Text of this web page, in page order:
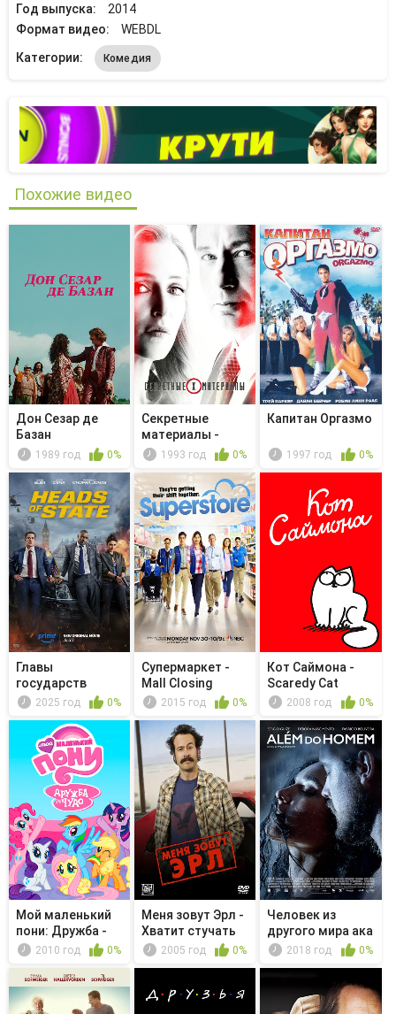
Год выпуска:
2014
Формат видео:
WEBDL
Категории:
Комедия
Похожие видео
Дон Сезар де
Базан
1989 год 0%
Секретные
материалы -
Странники
1993 год 0%
Капитан Оргазмо
1997 год 0%
Главы
государств
2025 год 0%
Супермаркет -
Mall Closing
2015 год 0%
Кот Саймона -
Scaredy Cat
2008 год 0%
Мой маленький
пони: Дружба -
это чудо...
2010 год 0%
Меня зовут Эрл -
Хватит стучать
2005 год 0%
Человек из
другого мира ака
Посредник
2018 год 0%